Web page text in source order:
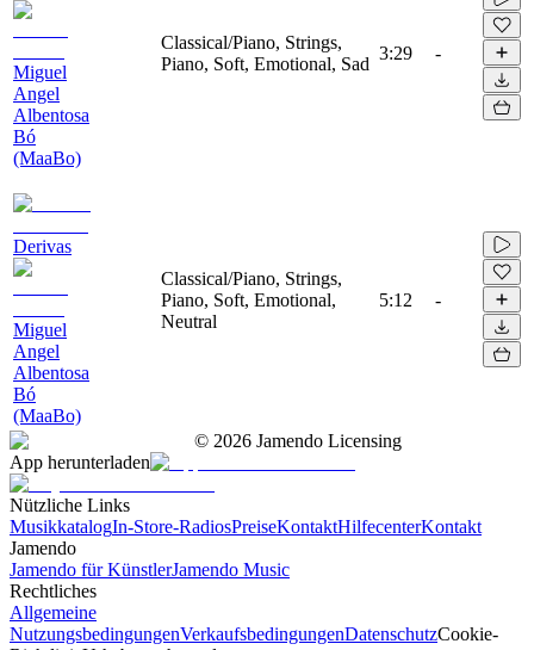
Miguel
Angel
Albentosa
Bó
(MaaBo)
Classical/Piano, Strings,
Piano, Soft, Emotional, Sad
3:29 -
Derivas
Miguel
Angel
Albentosa
Bó
(MaaBo)
Classical/Piano, Strings,
Piano, Soft, Emotional,
Neutral
5:12 -
© 2026 Jamendo Licensing
App herunterladen
Nützliche Links
MusikkatalogIn-Store-RadiosPreiseKontaktHilfecenterKontakt
Jamendo
Jamendo für KünstlerJamendo Music
Rechtliches
Allgemeine
NutzungsbedingungenVerkaufsbedingungenDatenschutzCookie-